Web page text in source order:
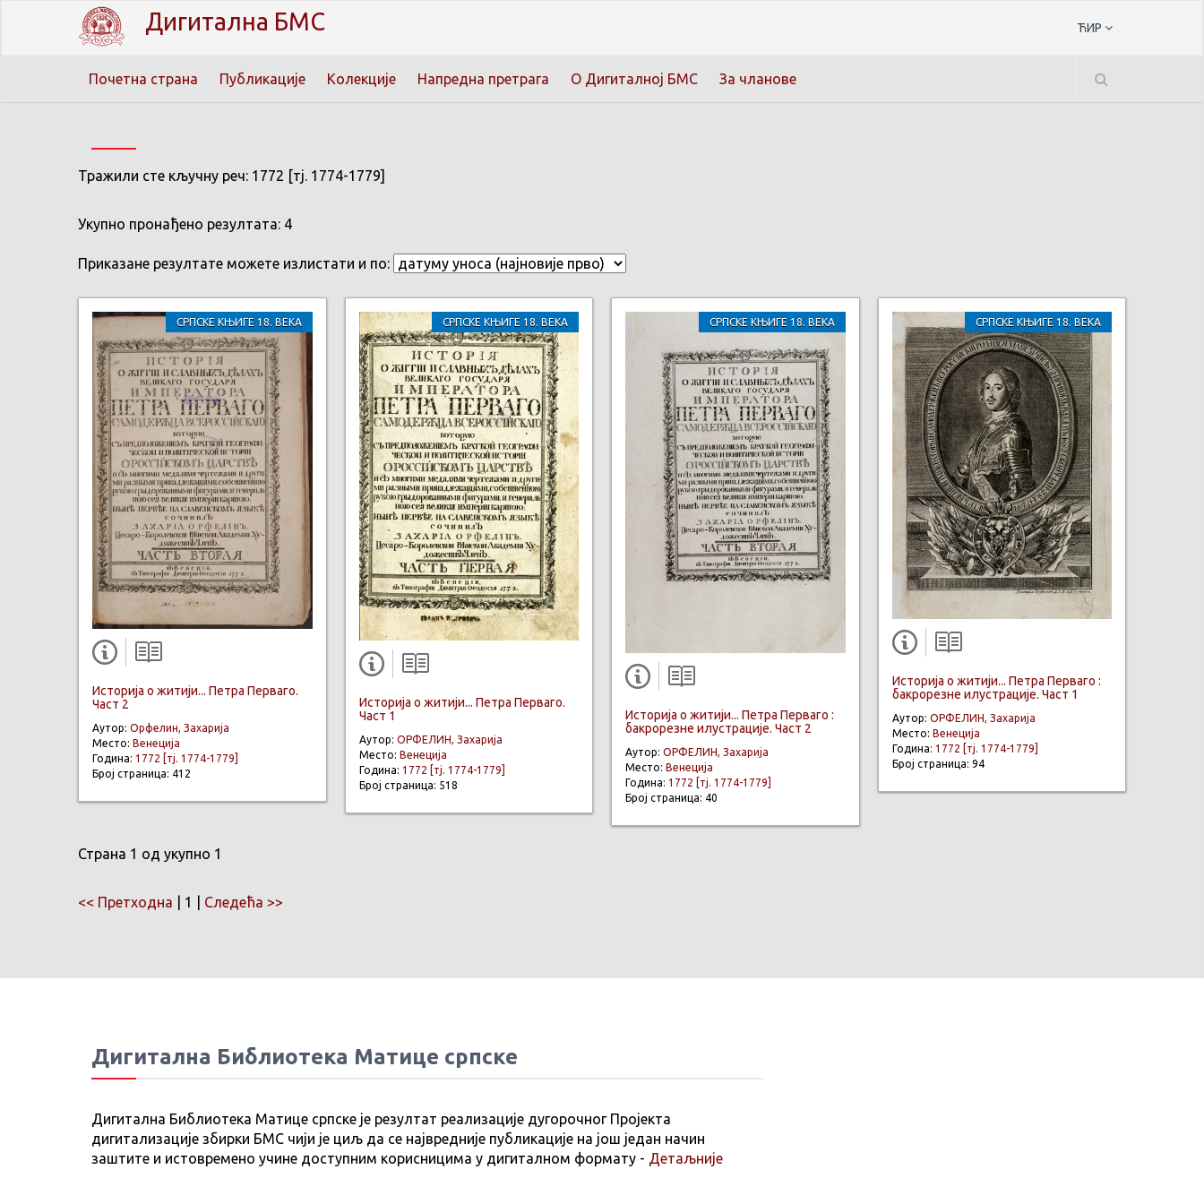
Дигитална БМС ЋИР
Почетна страна Публикације Колекције Напредна претрага О Дигиталној БМС За чланове
Тражили сте кључну реч: 1772 [тј. 1774-1779]
Укупно пронађено резултата: 4
Приказане резултате можете излистати и по:
СРПСКЕ КЊИГЕ 18. ВЕКА
Историја о житији... Петра Перваго.
Част 2
Аутор: Орфелин, Захарија
Место: Венеција
Година: 1772 [тј. 1774-1779]
Број страница: 412
СРПСКЕ КЊИГЕ 18. ВЕКА
Историја о житији... Петра Перваго.
Част 1
Аутор: ОРФЕЛИН, Захарија
Место: Венеција
Година: 1772 [тј. 1774-1779]
Број страница: 518
СРПСКЕ КЊИГЕ 18. ВЕКА
Историја о житији... Петра Перваго :
бакрорезне илустрације. Част 2
Аутор: ОРФЕЛИН, Захарија
Место: Венеција
Година: 1772 [тј. 1774-1779]
Број страница: 40
СРПСКЕ КЊИГЕ 18. ВЕКА
Историја о житији... Петра Перваго :
бакрорезне илустрације. Част 1
Аутор: ОРФЕЛИН, Захарија
Место: Венеција
Година: 1772 [тј. 1774-1779]
Број страница: 94
Страна 1 од укупно 1
<< Претходна | 1 | Следећа >>
Дигитална Библиотека Матице српске
Дигитална Библиотека Матице српске је резултат реализације дугорочног Пројекта
дигитализације збирки БМС чији је циљ да се највредније публикације на још један начин
заштите и истовремено учине доступним корисницима у дигиталном формату - Детаљније